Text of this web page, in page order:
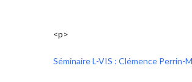
<p>
Séminaire L-VIS : Clémence